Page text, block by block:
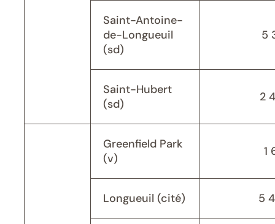
Saint-Antoine-
de-Longueuil
(sd)
5
Saint-Hubert
(sd)
2
Greenfield Park
(v)
1
Longueuil (cité) 5